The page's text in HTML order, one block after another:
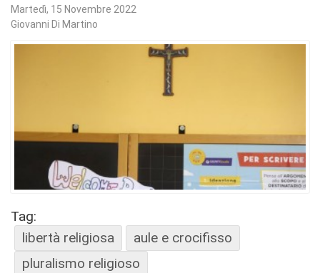
Martedì, 15 Novembre 2022
Giovanni Di Martino
Tag:
libertà religiosa
aule e crocifisso
pluralismo religioso